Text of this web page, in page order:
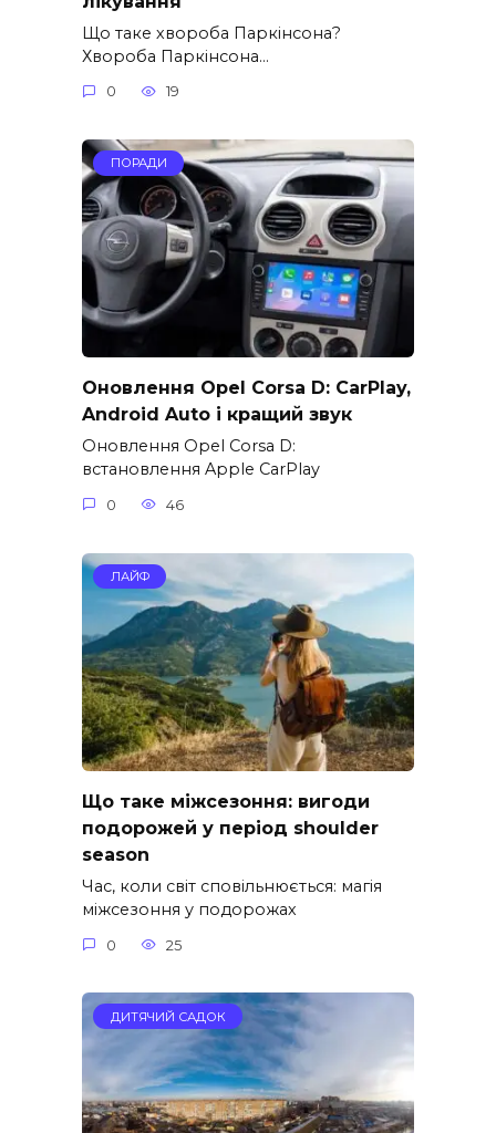
Що таке хвороба Паркінсона?
Хвороба Паркінсона…
0 19
ПОРАДИ
Оновлення Opel Corsa D: CarPlay,
Android Auto і кращий звук
Оновлення Opel Corsa D:
встановлення Apple CarPlay
0 46
ЛАЙФ
Що таке міжсезоння: вигоди
подорожей у період shoulder
season
Час, коли світ сповільнюється: магія
міжсезоння у подорожах
0 25
ДИТЯЧИЙ САДОК